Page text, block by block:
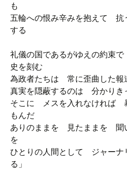
も
五輪への恨み辛みを抱えて 抗
する
礼儀の国であるがゆえの約束
史を刻む
為政者たちは 常に歪曲した報
真実を隠蔽するのは 分かりき
そこに メスを入れなければ
もんだ
ありのままを 見たままを 聞
を
ひとりの人間として ジャーナ
る」